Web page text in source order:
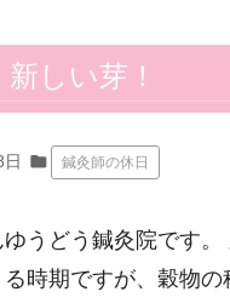
新しい芽！
folder 鍼灸師の休日
うどう鍼灸院です
る時期ですが、穀物